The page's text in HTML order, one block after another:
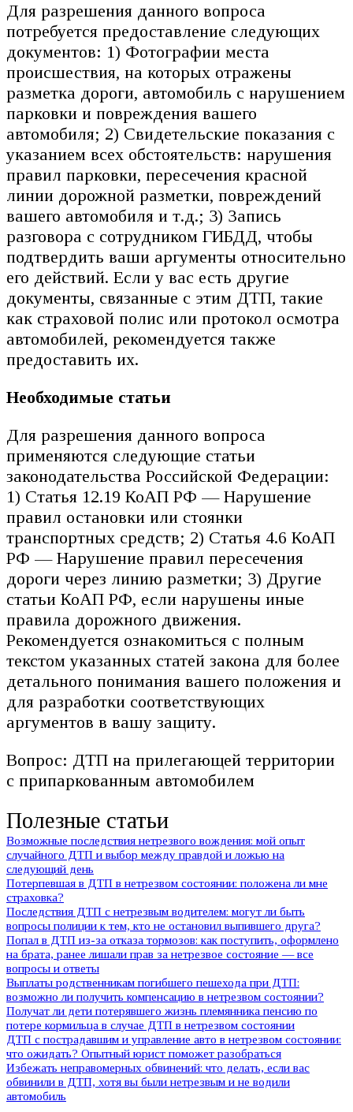
Для разрешения данного вопроса
потребуется предоставление следующих
документов: 1) Фотографии места
происшествия, на которых отражены
разметка дороги, автомобиль с нарушением
парковки и повреждения вашего
автомобиля; 2) Свидетельские показания с
указанием всех обстоятельств: нарушения
правил парковки, пересечения красной
линии дорожной разметки, повреждений
вашего автомобиля и т.д.; 3) Запись
разговора с сотрудником ГИБДД, чтобы
подтвердить ваши аргументы относительно
его действий. Если у вас есть другие
документы, связанные с этим ДТП, такие
как страховой полис или протокол осмотра
автомобилей, рекомендуется также
предоставить их.
Необходимые статьи
Для разрешения данного вопроса
применяются следующие статьи
законодательства Российской Федерации:
1) Статья 12.19 КоАП РФ — Нарушение
правил остановки или стоянки
транспортных средств; 2) Статья 4.6 КоАП
РФ — Нарушение правил пересечения
дороги через линию разметки; 3) Другие
статьи КоАП РФ, если нарушены иные
правила дорожного движения.
Рекомендуется ознакомиться с полным
текстом указанных статей закона для более
детального понимания вашего положения и
для разработки соответствующих
аргументов в вашу защиту.
Вопрос: ДТП на прилегающей территории
с припаркованным автомобилем
Полезные статьи
Возможные последствия нетрезвого вождения: мой опыт
случайного ДТП и выбор между правдой и ложью на
следующий день
Потерпевшая в ДТП в нетрезвом состоянии: положена ли мне
страховка?
Последствия ДТП с нетрезвым водителем: могут ли быть
вопросы полиции к тем, кто не остановил выпившего друга?
Попал в ДТП из-за отказа тормозов: как поступить, оформлено
на брата, ранее лишали прав за нетрезвое состояние — все
вопросы и ответы
Выплаты родственникам погибшего пешехода при ДТП:
возможно ли получить компенсацию в нетрезвом состоянии?
Получат ли дети потерявшего жизнь племянника пенсию по
потере кормильца в случае ДТП в нетрезвом состоянии
ДТП с пострадавшим и управление авто в нетрезвом состоянии:
что ожидать? Опытный юрист поможет разобраться
Избежать неправомерных обвинений: что делать, если вас
обвинили в ДТП, хотя вы были нетрезвым и не водили
автомобиль